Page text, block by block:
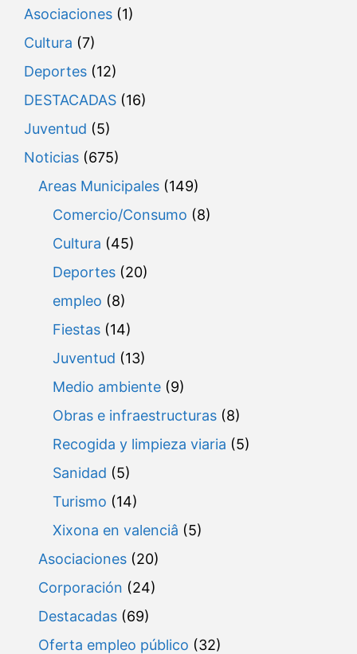
Asociaciones (1)
Cultura (7)
Deportes (12)
DESTACADAS (16)
Juventud (5)
Noticias (675)
Areas Municipales (149)
Comercio/Consumo (8)
Cultura (45)
Deportes (20)
empleo (8)
Fiestas (14)
Juventud (13)
Medio ambiente (9)
Obras e infraestructuras (8)
Recogida y limpieza viaria (5)
Sanidad (5)
Turismo (14)
Xixona en valenciâ (5)
Asociaciones (20)
Corporación (24)
Destacadas (69)
Oferta empleo público (32)